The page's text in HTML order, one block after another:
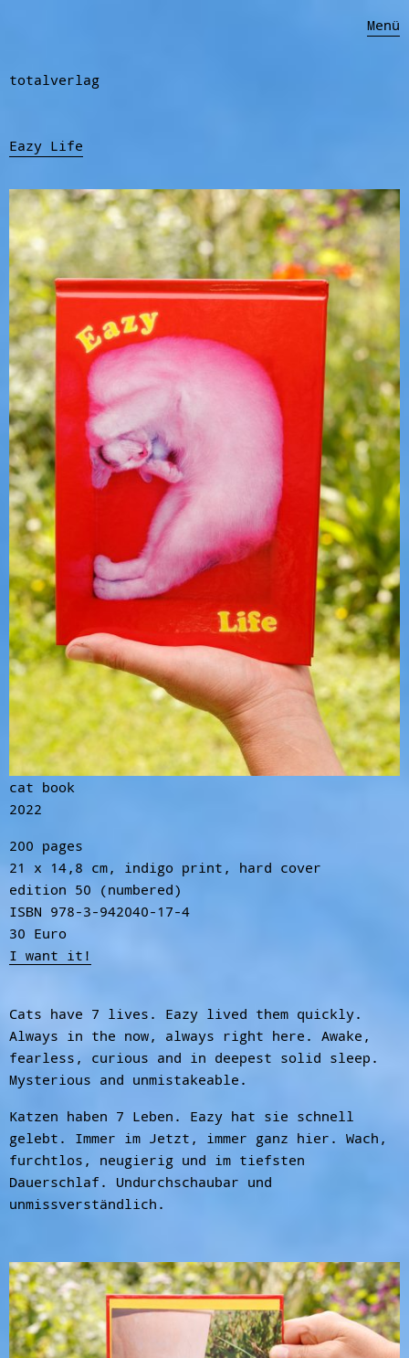
Menü
totalverlag
Eazy Life
cat book
2022
200 pages
21 x 14,8 cm, indigo print, hard cover
edition 50 (numbered)
ISBN 978-3-942040-17-4
30 Euro
I want it!
Cats have 7 lives. Eazy lived them quickly.
Always in the now, always right here. Awake,
fearless, curious and in deepest solid sleep.
Mysterious and unmistakeable.
Katzen haben 7 Leben. Eazy hat sie schnell
gelebt. Immer im Jetzt, immer ganz hier. Wach,
furchtlos, neugierig und im tiefsten
Dauerschlaf. Undurchschaubar und
unmissverständlich.